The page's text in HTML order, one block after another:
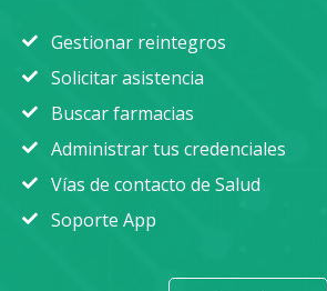
Gestionar reintegros
Solicitar asistencia
Buscar farmacias
Administrar tus credenciales
Vías de contacto de Salud
Soporte App